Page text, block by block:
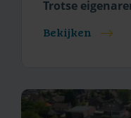
Trotse
Bekijken